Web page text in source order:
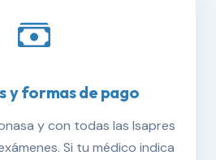
y formas de pago
y con todas las Isapres
Si tu médico indica